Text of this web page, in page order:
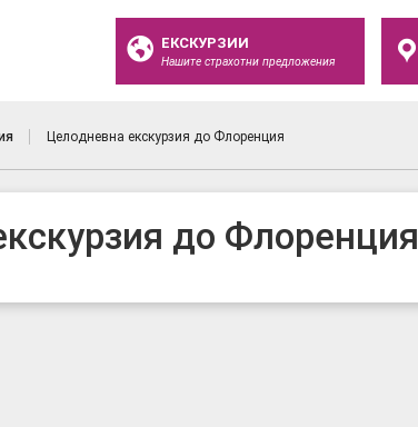
ЕКСКУРЗИИ
Нашите страхотни предложения
Целодневна екскурзия до Флоренция
до Флоренция